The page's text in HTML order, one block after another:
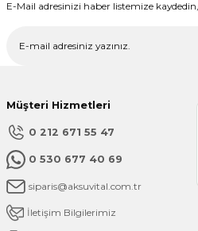
Bu ürüne benzer farklı
E-Mail adresinizi haber listemize
Müşteri Hizmetleri
0 212 671 55 47
0 530 677 40 69
siparis@aksuvital.com.tr
İletişim Bilgilerimiz